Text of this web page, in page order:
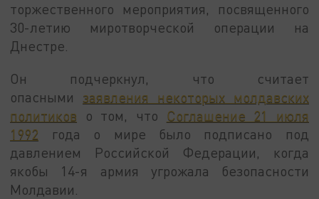
торжественного мероприятия, посвященного
30-летию миротворческой операции на
Днестре.
Он подчеркнул, что считает
опасными заявления некоторых молдавских
политиков о том, что Соглашение 21 июля
1992 года о мире было подписано под
давлением Российской Федерации, когда
якобы 14-я армия угрожала безопасности
Молдавии.